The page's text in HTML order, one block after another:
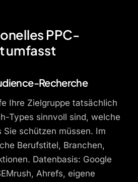
PPC-
umfasst
Recherche
Ihre Zielgruppe tatsächlich
Types sinnvoll sind, welche
Sie schützen müssen. Im
Berufstitel, Branchen,
Datenbasis: Google
Ahrefs, eigene